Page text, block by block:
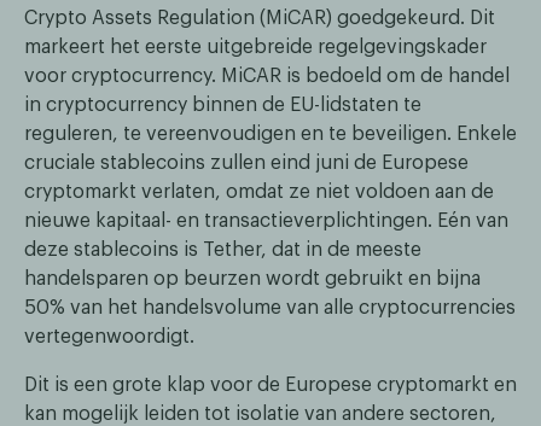
Crypto Assets Regulation (MiCAR) goedgekeurd. Dit
markeert het eerste uitgebreide regelgevingskader
voor cryptocurrency. MiCAR is bedoeld om de handel
in cryptocurrency binnen de EU-lidstaten te
reguleren, te vereenvoudigen en te beveiligen. Enkele
cruciale stablecoins zullen eind juni de Europese
cryptomarkt verlaten, omdat ze niet voldoen aan de
nieuwe kapitaal- en transactieverplichtingen. Eén van
deze stablecoins is Tether, dat in de meeste
handelsparen op beurzen wordt gebruikt en bijna
50% van het handelsvolume van alle cryptocurrencies
vertegenwoordigt.
Dit is een grote klap voor de Europese cryptomarkt en
kan mogelijk leiden tot isolatie van andere sectoren,